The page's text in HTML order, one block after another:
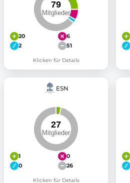
20
6
2
51
Klicken für Details
ESN
1
0
0
26
Klicken für Details